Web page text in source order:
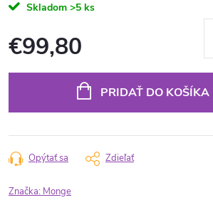
Skladom >5 ks
€99,80
PRIDAŤ DO KOŠÍKA
Opýtať sa Zdieľať
Značka: Monge